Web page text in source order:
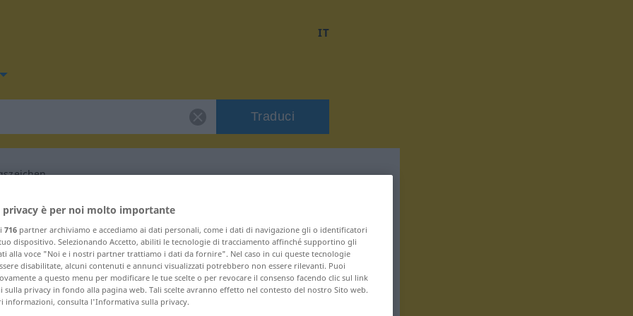
IT
Traduci
"Erniedrigungszeichen"
Spagnolo
privacy è per noi molto importante
716 partner archiviamo e accediamo ai dati personali, come i dati di navigazione gli o identificatori
dispositivo. Selezionando Accetto, abiliti le tecnologie di tracciamento affinché supportino gli
alla voce "Noi e i nostri partner trattiamo i dati da fornire". Nel caso in cui queste tecnologie
disabilitate, alcuni contenuti e annunci visualizzati potrebbero non essere rilevanti. Puoi
a questo menu per modificare le tue scelte o per revocare il consenso facendo clic sul link
sulla privacy in fondo alla pagina web. Tali scelte avranno effetto nel contesto del nostro Sito web.
informazioni, consulta l'Informativa sulla privacy.